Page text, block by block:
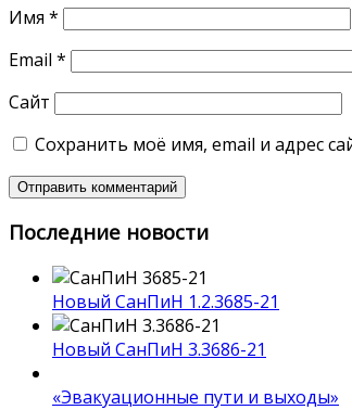
Имя *
Email *
Сайт
Сохранить моё имя, email и адрес
Последние новости
Новый СанПиН 1.2.3685-21
Новый СанПиН 3.3686-21
«Эвакуационные пути и выходы»